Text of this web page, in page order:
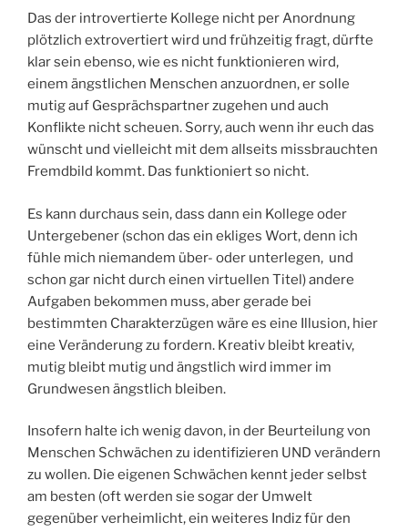
Das der introvertierte Kollege nicht per Anordnung
plötzlich extrovertiert wird und frühzeitig fragt, dürfte
klar sein ebenso, wie es nicht funktionieren wird,
einem ängstlichen Menschen anzuordnen, er solle
mutig auf Gesprächspartner zugehen und auch
Konflikte nicht scheuen. Sorry, auch wenn ihr euch das
wünscht und vielleicht mit dem allseits missbrauchten
Fremdbild kommt. Das funktioniert so nicht.
Es kann durchaus sein, dass dann ein Kollege oder
Untergebener (schon das ein ekliges Wort, denn ich
fühle mich niemandem über- oder unterlegen, und
schon gar nicht durch einen virtuellen Titel) andere
Aufgaben bekommen muss, aber gerade bei
bestimmten Charakterzügen wäre es eine Illusion, hier
eine Veränderung zu fordern. Kreativ bleibt kreativ,
mutig bleibt mutig und ängstlich wird immer im
Grundwesen ängstlich bleiben.
Insofern halte ich wenig davon, in der Beurteilung von
Menschen Schwächen zu identifizieren UND verändern
zu wollen. Die eigenen Schwächen kennt jeder selbst
am besten (oft werden sie sogar der Umwelt
gegenüber verheimlicht, ein weiteres Indiz für den